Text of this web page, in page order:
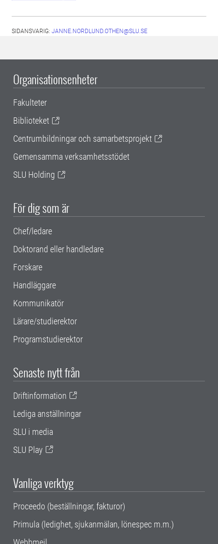
SIDANSVARIG: JANNE.NORDLUND.OTHEN@SLU.SE
Organisationsenheter
Fakulteter
Biblioteket
Centrumbildningar och samarbetsprojekt
Gemensamma verksamhetsstödet
SLU Holding
För dig som är
Chef/ledare
Doktorand eller handledare
Forskare
Handläggare
Kommunikatör
Lärare/studierektor
Programstudierektor
Senaste nytt från
Driftinformation
Lediga anställningar
SLU i media
SLU Play
Vanliga verktyg
Proceedo (beställningar, fakturor)
Primula (ledighet, sjukanmälan, lönespec m.m.)